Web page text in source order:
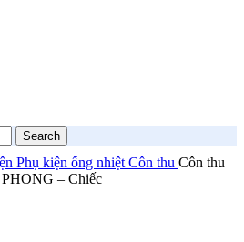
Search
Phụ kiện ống nhiệt Côn thu Côn thu
– Chiếc